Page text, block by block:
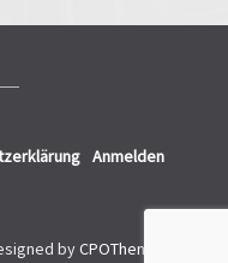
Anmelden
byCPOThemes